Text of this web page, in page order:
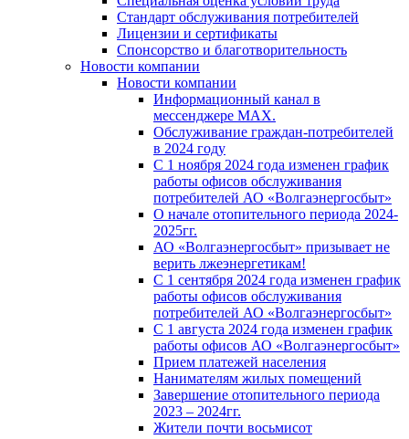
Стандарт обслуживания потребителей
Лицензии и сертификаты
Спонсорство и благотворительность
Новости компании
Новости компании
Информационный канал в
мессенджере MAX.
Обслуживание граждан-потребителей
в 2024 году
С 1 ноября 2024 года изменен график
работы офисов обслуживания
потребителей АО «Волгаэнергосбыт»
О начале отопительного периода 2024-
2025гг.
АО «Волгаэнергосбыт» призывает не
верить лжеэнергетикам!
С 1 сентября 2024 года изменен график
работы офисов обслуживания
потребителей АО «Волгаэнергосбыт»
С 1 августа 2024 года изменен график
работы офисов АО «Волгаэнергосбыт»
Прием платежей населения
Нанимателям жилых помещений
Завершение отопительного периода
2023 – 2024гг.
Жители почти восьмисот